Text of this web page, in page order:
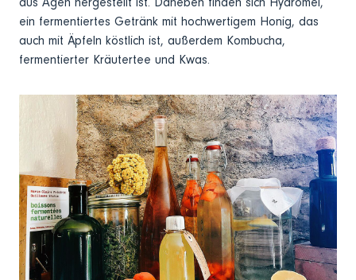
ein fermentiertes Getränk mit hochwertigem Honig, das
auch mit Äpfeln köstlich ist, außerdem Kombucha,
fermentierter Kräutertee und Kwas.